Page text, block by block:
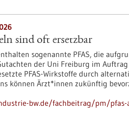
sind oft ersetzbar
sogenannte PFAS, die
der Uni Freiburg im
PFAS-Wirkstoffe durch
können Ärzt*innen zukünftig
bw.de/fachbeitrag/pm/